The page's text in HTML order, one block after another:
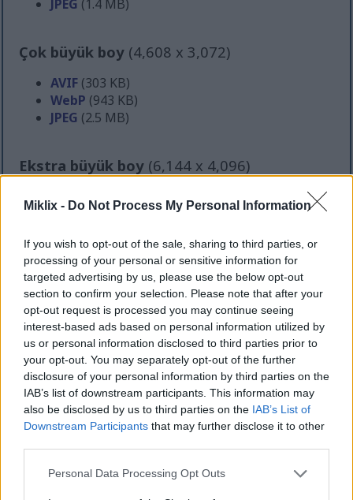
Miklix - Do Not Process My Personal Information
If you wish to opt-out of the sale, sharing to third parties, or
processing of your personal or sensitive information for
targeted advertising by us, please use the below opt-out
section to confirm your selection. Please note that after your
opt-out request is processed you may continue seeing
interest-based ads based on personal information utilized by
us or personal information disclosed to third parties prior to
your opt-out. You may separately opt-out of the further
disclosure of your personal information by third parties on the
IAB’s list of downstream participants. This information may
also be disclosed by us to third parties on the IAB’s List of
Downstream Participants that may further disclose it to other
Please note that this website/app uses one or more Google
Personal Data Processing Opt Outs
JPEG (1.4 MB)
Çok büyük boy (4,608 x 3,072)
AVIF (303 KB)
WebP (943 KB)
JPEG (2.5 MB)
Ekstra büyük boy (6,144 x 4,096)
AVIF
(426 KB)
WebP (1.4 MB)
Komik derecede büyük boyut (1,048,576 x
699,051)
Hala yüklüyorum... ;-)
Resim açıklaması
Bu yüksek çözünürlüklü manzara fotoğrafı,
pürüzsüz, serin tonlu bir masa üzerinde yer alan
marul sarmalarının davetkar bir düzenlemesini